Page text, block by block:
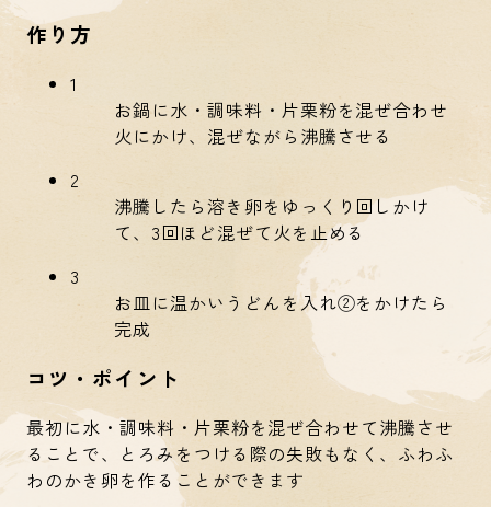
作り方
1
お鍋に水・調味料・片栗粉を混ぜ合わせ
火にかけ、混ぜながら沸騰させる
2
沸騰したら溶き卵をゆっくり回しかけ
て、3回ほど混ぜて火を止める
3
お皿に温かいうどんを入れ②をかけたら
完成
コツ・ポイント
最初に水・調味料・片栗粉を混ぜ合わせて沸騰させ
ることで、とろみをつける際の失敗もなく、ふわふ
わのかき卵を作ることができます